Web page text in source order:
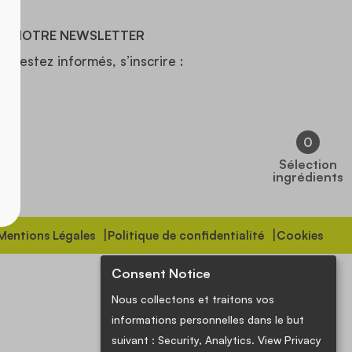
Consent Notice
Nous collectons et traitons vos
informations personnelles dans le but
suivant : Security, Analytics. View Privacy
0
Sélection
ingrédients
NOTRE NEWSLETTER
Restez informés, s’inscrire :
Légales Politique de confidentialité Cookies